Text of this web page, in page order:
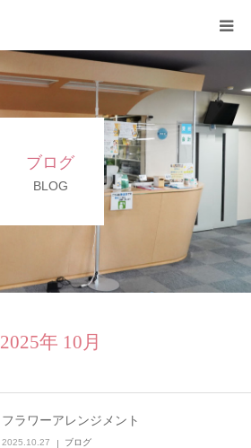
ブログ
BLOG
2025年 10月
フラワーアレンジメント
2025.10.27 ブログ